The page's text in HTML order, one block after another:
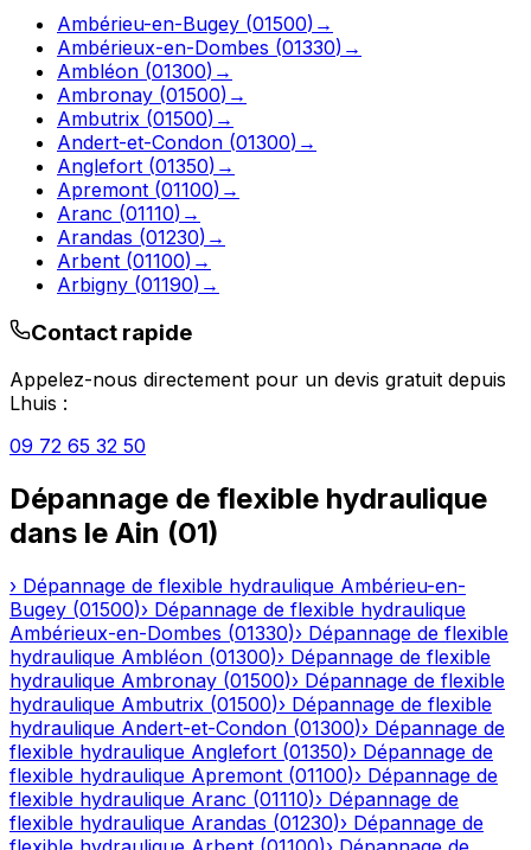
Ambérieu-en-Bugey (01500) →
Ambérieux-en-Dombes (01330) →
Ambléon (01300) →
Ambronay (01500) →
Ambutrix (01500) →
Andert-et-Condon (01300) →
Anglefort (01350) →
Apremont (01100) →
Aranc (01110) →
Arandas (01230) →
Arbent (01100) →
Arbigny (01190) →
Contact rapide
Appelez-nous directement pour un devis gratuit depuis
Lhuis :
09 72 65 32 50
Dépannage de flexible hydraulique
dans le Ain (01)
› Dépannage de flexible hydraulique Ambérieu-en-
Bugey (01500)› Dépannage de flexible hydraulique
Ambérieux-en-Dombes (01330)› Dépannage de flexible
hydraulique Ambléon (01300)› Dépannage de flexible
hydraulique Ambronay (01500)› Dépannage de flexible
hydraulique Ambutrix (01500)› Dépannage de flexible
hydraulique Andert-et-Condon (01300)› Dépannage de
flexible hydraulique Anglefort (01350)› Dépannage de
flexible hydraulique Apremont (01100)› Dépannage de
flexible hydraulique Aranc (01110)› Dépannage de
flexible hydraulique Arandas (01230)› Dépannage de